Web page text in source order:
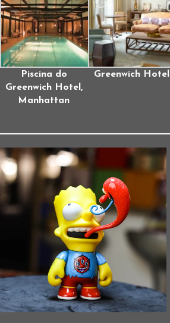
Piscina do
Greenwich Hotel,
Manhattan
Greenwich Hotel